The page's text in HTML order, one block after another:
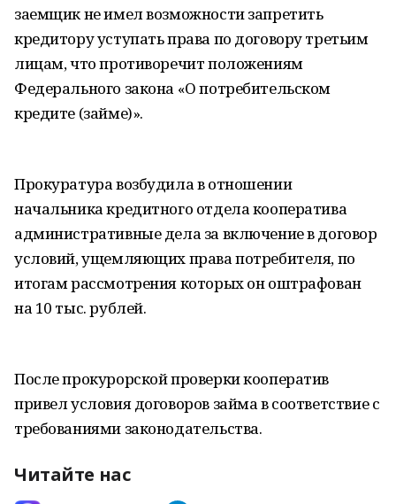
заемщик не имел возможности запретить
кредитору уступать права по договору третьим
лицам, что противоречит положениям
Федерального закона «О потребительском
кредите (займе)».
Прокуратура возбудила в отношении
начальника кредитного отдела кооператива
административные дела за включение в договор
условий, ущемляющих права потребителя, по
итогам рассмотрения которых он оштрафован
на 10 тыс. рублей.
После прокурорской проверки кооператив
привел условия договоров займа в соответствие с
требованиями законодательства.
Читайте нас